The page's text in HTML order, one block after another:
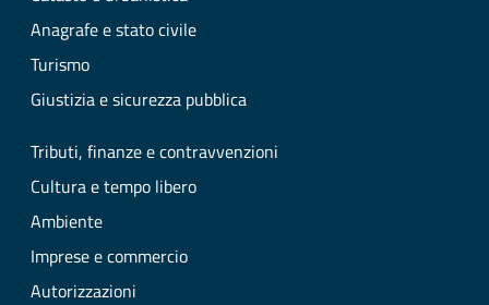
Anagrafe e stato civile
Turismo
Giustizia e sicurezza pubblica
Tributi, finanze e contravvenzioni
Cultura e tempo libero
Ambiente
Imprese e commercio
Autorizzazioni